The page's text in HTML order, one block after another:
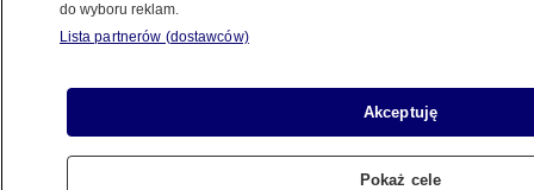
do wyboru reklam.
Lista partnerów (dostawców)
Akceptuję
Pokaż cele